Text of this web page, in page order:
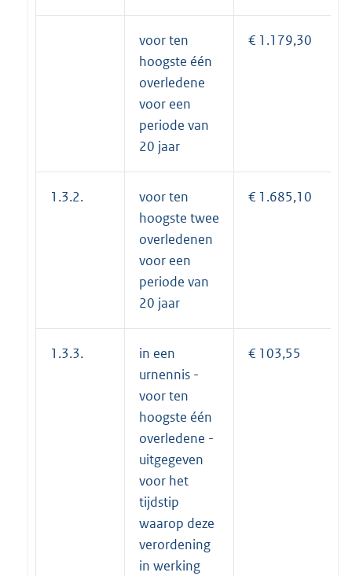
voor ten
hoogste één
overledene
voor een
periode van
20 jaar
€ 1.179,30
1.3.2.
voor ten
hoogste twee
overledenen
voor een
periode van
20 jaar
€ 1.685,10
1.3.3.
in een
urnennis -
voor ten
hoogste één
overledene -
uitgegeven
voor het
tijdstip
waarop deze
verordening
in werking
€ 103,55